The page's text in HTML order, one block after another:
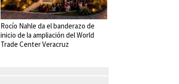
Rocío Nahle da el banderazo de
inicio de la ampliación del World
Trade Center Veracruz